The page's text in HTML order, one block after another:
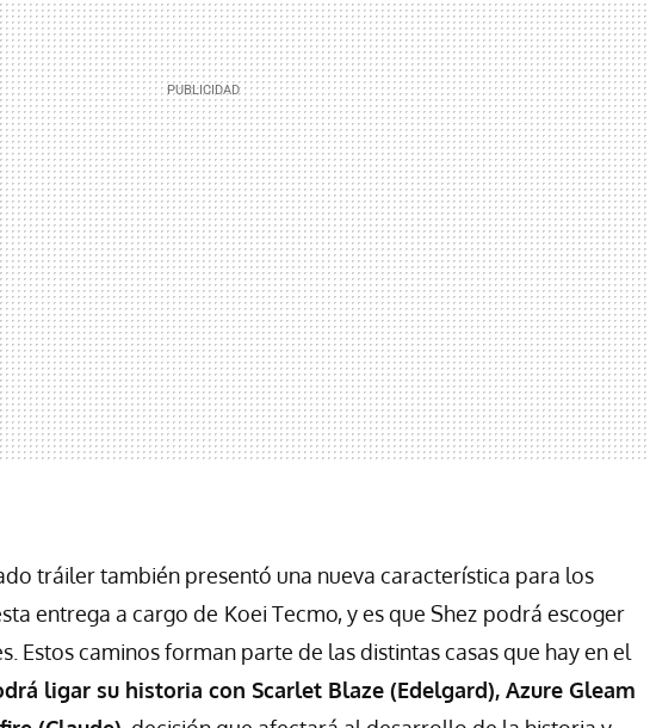
tráiler también presentó una nueva característica para los
entrega a cargo de Koei Tecmo, y es que Shez podrá escoger
Estos caminos forman parte de las distintas casas que hay en el
ligar su historia con Scarlet Blaze (Edelgard), Azure Gleam